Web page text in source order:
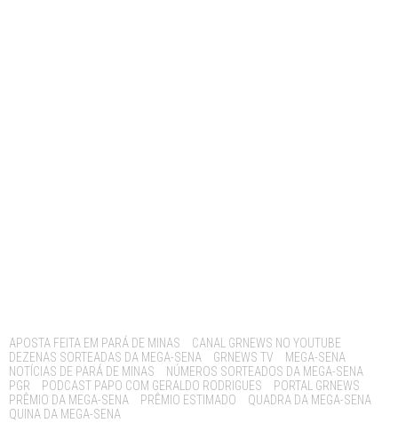
Tags:
APOSTA FEITA EM PARÁ DE MINAS
CANAL GRNEWS NO YOUTUBE
DEZENAS SORTEADAS DA MEGA-SENA
GRNEWS TV
MEGA-SENA
NOTÍCIAS DE PARÁ DE MINAS
NÚMEROS SORTEADOS DA MEGA-SENA
PGR
PODCAST PAPO COM GERALDO RODRIGUES
PORTAL GRNEWS
PRÊMIO DA MEGA-SENA
PRÊMIO ESTIMADO
QUADRA DA MEGA-SENA
QUINA DA MEGA-SENA